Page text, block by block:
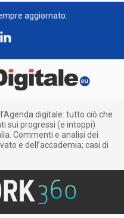
aggiornato:
digitale: tutto ciò che
sui progressi (e intoppi)
Commenti e analisi dei
e dell’accademia; casi di